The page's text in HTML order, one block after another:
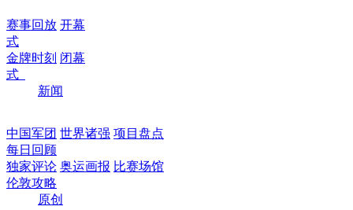
赛事回放 开幕
式
金牌时刻 闭幕
式
新闻
中国军团 世界诸强 项目盘点
每日回顾
独家评论 奥运画报 比赛场馆
伦敦攻略
原创